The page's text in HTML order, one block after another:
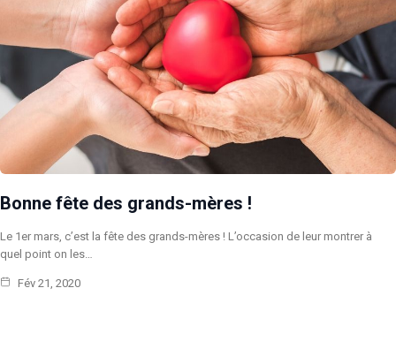
Bonne fête des grands-mères !
Le 1er mars, c’est la fête des grands-mères ! L’occasion de leur montrer à
quel point on les…
Fév 21, 2020